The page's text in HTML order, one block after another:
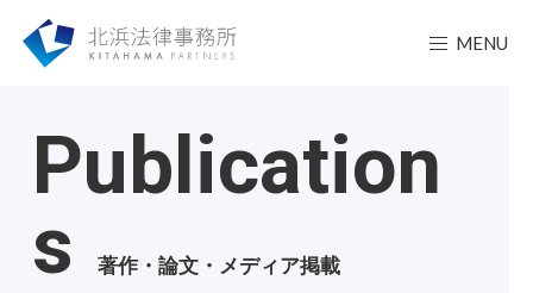
MENU
Publication
s
著作・論文・メディア掲載